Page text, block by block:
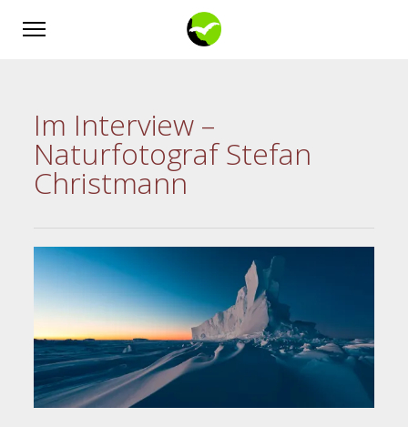
Im Interview –
Naturfotograf Stefan
Christmann